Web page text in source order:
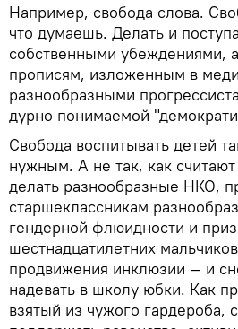
Например, свобода слова.
что думаешь. Делать и
собственными убеждениями,
прописям, изложенным в
разнообразными
дурно понимаемой
Свобода воспитывать детей
нужным. А не так, как
делать разнообразные НКО,
старшеклассникам
гендерной флюидности и
шестнадцатилетних
продвижения инклюзии — и
надевать в школу юбки. Как
взятый из чужого гардероба,